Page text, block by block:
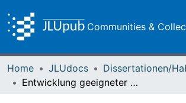
Communities &
Home JLUdocs
Entwicklung geeigneter Parameter zur Beurteilung von elastischen Laufgangauflagen in Liegeboxenlaufställen für Milchkühe